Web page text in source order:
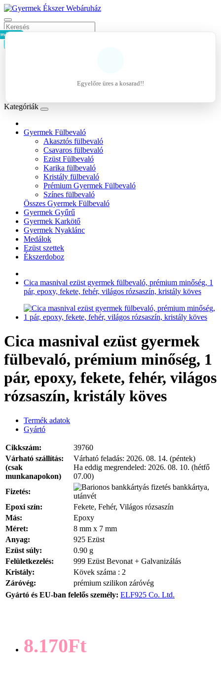
- 0Ft
Egyelőre üres a kosarad!!
Kategóriák
Gyermek Fülbevaló
Akasztós fülbevaló
Csavaros fülbevaló
Ezüst Fülbevaló
Karika fülbevaló
Kristály fülbevaló
Prémium Gyermek Fülbevaló
Színes fülbevaló
Összes Gyermek Fülbevaló
Gyermek Gyűrű
Gyermek Karkötő
Gyermek Nyaklánc
Medálok
Ezüst szettek
Ékszerdoboz
Cica masnival ezüst gyermek fülbevaló, prémium minőség, 1
pár, epoxy, fekete, fehér, világos rózsaszín, kristály köves
Cica masnival ezüst gyermek
fülbevaló, prémium minőség, 1
pár, epoxy, fekete, fehér, világos
rózsaszín, kristály köves
Termék adatok
Gyártó
Cikkszám:
39760
Várható szállítás:
(csak
munkanapokon)
Várható feladás: 2026. 08. 14. (péntek)
Ha eddig megrendeled: 2026. 08. 10. (hétfő
07.00)
Fizetés:
bankkártya,
utánvét
Epoxi szín:
Fekete, Fehér, Világos rózsaszín
Más:
Epoxy
Méret:
8 mm x 7 mm
Anyag:
925 Ezüst
Ezüst súly:
0.90 g
Felületkezelés:
999 Ezüst Bevonat + Galvanizálás
Kristály:
Kövek száma : 2
Záróvég:
prémium szilikon záróvég
Gyártó és EU-ban felelős személy: ELF925 Co. Ltd.
8.170Ft